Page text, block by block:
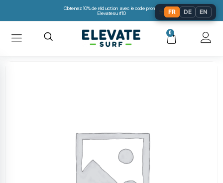
Obtenez 10% de réduction avec le code promo:
Elevatesurf10
0
FR DE EN